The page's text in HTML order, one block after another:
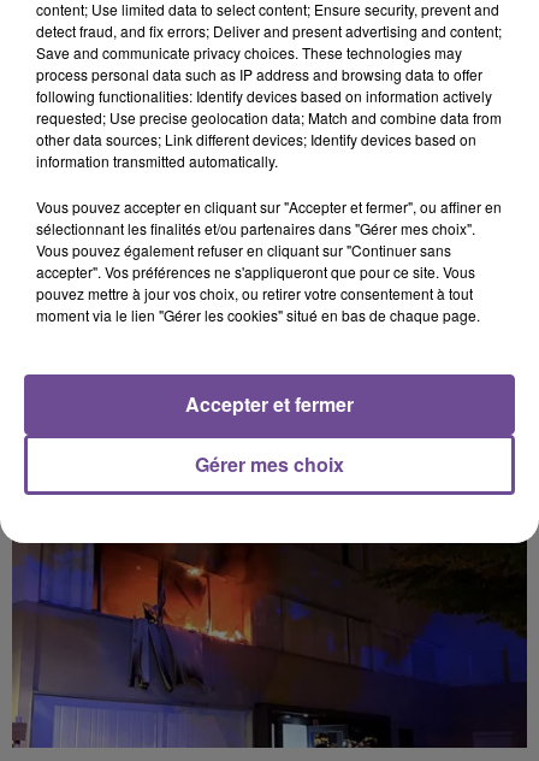
Cet élément est masqué compte-tenu du refus du
dépôt de cookies que vous avez exprimé. Si vous
souhaitez l'afficher, merci de nous donner votre accord
en cliquant sur le bouton ci-dessous.
PRÈS DE CHEZ VOUS
content; Use limited data to select content; Ensure security, prevent and
detect fraud, and fix errors; Deliver and present advertising and content;
Save and communicate privacy choices. These technologies may
process personal data such as IP address and browsing data to offer
following functionalities: Identify devices based on information actively
requested; Use precise geolocation data; Match and combine data from
other data sources; Link different devices; Identify devices based on
information transmitted automatically.
Vous pouvez accepter en cliquant sur "Accepter et fermer", ou affiner en
sélectionnant les finalités et/ou partenaires dans "Gérer mes choix".
Vous pouvez également refuser en cliquant sur "Continuer sans
accepter". Vos préférences ne s'appliqueront que pour ce site. Vous
pouvez mettre à jour vos choix, ou retirer votre consentement à tout
moment via le lien "Gérer les cookies" situé en bas de chaque page.
Gérer mes choix
Accepter et fermer